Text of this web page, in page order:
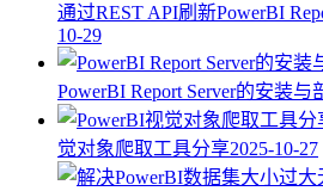
通过REST API刷新PowerBI
10-29
PowerBI Report Server的安装与
觉对象爬取工具分享2025-10-27